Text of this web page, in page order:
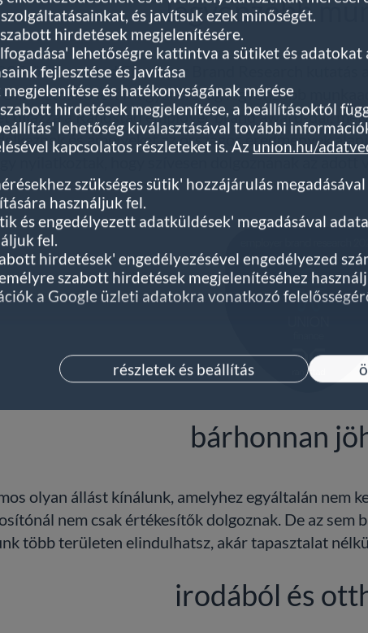
és javítsuk ezek minőségét.
hirdetések megjelenítésére.
lehetőségre kattintva a sütiket és
fejlesztése és javítása
és hatékonyságának mérése
hirdetések megjelenítése, a beállításoktól
lehetőség kiválasztásával további
kapcsolatos részleteket is. Az union.hu/
szükséges sütik' hozzájárulás
használjuk fel.
és engedélyezett adatküldések' megadásával
fel.
hirdetések' engedélyezésével engedélyezed
szabott hirdetések megjelenítéséhez
a Google üzleti adatokra vonatkozó
részletek és beállítás
legvonzóbb
ös Randstad Employer Brand Research kutatás
Biztosító lett Magyarország legvonzóbb
díjazza a Randstad employer brand award-dal,
és amelyeket az országos eredmények
nyilatkoztak, hogy szívesen dolgoznának az adott
bárhonnan
olyan állást kínálunk, amelyhez egyáltalán nem
nem csak értékesítők dolgoznak. De az sem
több területen elindulhatsz, akár tapasztalat
irodából és